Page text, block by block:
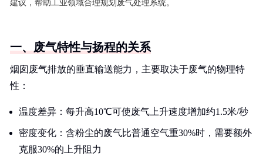
建议，帮助工业领域合理规划废气处理系统。
一、废气特性与扬程的关系
烟囱废气排放的垂直输送能力，主要取决于废气的物理特
性：
温度差异：每升高10℃可使废气上升速度增加约1.5米/秒
密度变化：含粉尘的废气比普通空气重30%时，需要额外
克服30%的上升阻力